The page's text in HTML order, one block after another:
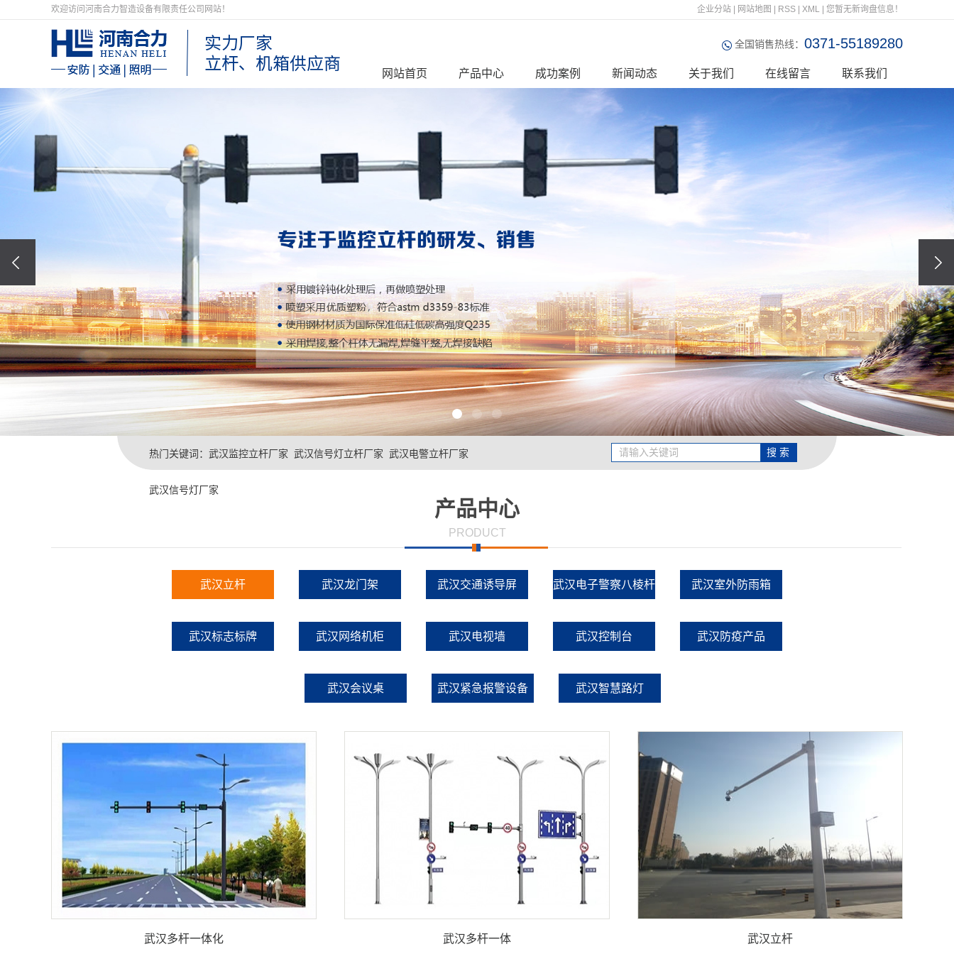
欢迎访问河南合力智造设备有限责任公司网站！ 企业分站 网站地图 RSS XML 您暂无新询盘信息！
全国销售热线： 0371-55189280
网站首页 产品中心 成功案例 新闻动态 关于我们 在线留言 联系我们
热门关键词： 武汉监控立杆厂家 武汉信号灯立杆厂家 武汉电警立杆厂家
武汉信号灯厂家
产品中心
PRODUCT
武汉立杆 武汉龙门架 武汉交通诱导屏 武汉电子警察八棱杆 武汉室外防雨箱
武汉标志标牌 武汉网络机柜 武汉电视墙 武汉控制台 武汉防疫产品
武汉会议桌 武汉紧急报警设备 武汉智慧路灯
武汉多杆一体化 武汉多杆一体 武汉立杆